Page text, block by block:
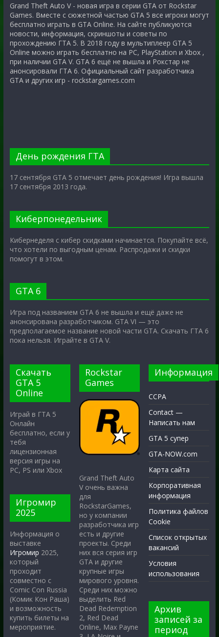
Grand Theft Auto V - новая игра в серии GTA от Rockstar
Games. Вместе с сюжетной частью GTA 5 все игроки могут
бесплатно играть в GTA Online. На сайте публикуются
новости, информация, скриншоты и советы по
прохождению ГТА 5. В 2018 году в мультиплеер GTA 5
Online можно играть бесплатно на PC, PlayStation и Xbox ,
при наличии GTA V. GTA 6 ещё не вышла и Рокстар не
анонсировали ГТА 6. Официальный сайт разработчика
GTA и других игр - rockstargames.com
День рождения ГТА
17 сентября GTA 5 отмечает день рождения! Игра вышла
17 сентября 2013 года.
Киберпонедельник
Кибернеделя с кибер скидками начинается. Покупайте всё,
что хотели по выгодным ценам. Распродажи и скидки
помогут в этом.
GTA 6
Игра под названием GTA 6 не вышла и ещё даже не
анонсирована разработчиком. GTA VI — это
предполагаемое название новой части GTA. Скачать ГТА 6
пока нельзя. Играйте в GTA V.
Скачать
GTA 5
Online
Играй в ГТА 5
Онлайн
бесплатно, если у
тебя
лицензионная
версия игры на
PC, PS или Xbox
Игромир
2025
Информация о
выставке
Игромир 2025,
который
проходит
совместно с
Comic Con Russia
(Комик Кон Раша)
и возможность
купить билеты на
мероприятие.
Rockstar
Games
Grand Theft Auto
V очень важна
для
RockstarGames,
но у компании
разработчика игр
есть и другие
проекты. Среди
них вся серия игр
GTA и другие
крупные игры
мирового уровня.
Среди них можно
выделить Red
Dead Redemption
2, Red Dead
Online, Max Payne
Информация
CCPA
Contact —
Написать нам
GTA 5 супер
GTA-NOW.com
Карта сайта
Корпоративная
информация
Политика файлов
Cookie
Список открытых
вакансий
Условия
использования
Архив
записей за
период